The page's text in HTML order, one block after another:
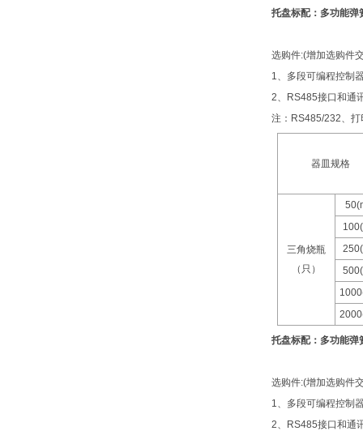
托盘标配：多功能弹
选购件:(增加选购件
1、多段可编程控制
2、 RS485接口和通
注： RS485/232、
器皿规格
三角烧瓶
（只）
托盘标配：多功能弹
选购件:(增加选购件
1、多段可编程控制
2、 RS485接口和通